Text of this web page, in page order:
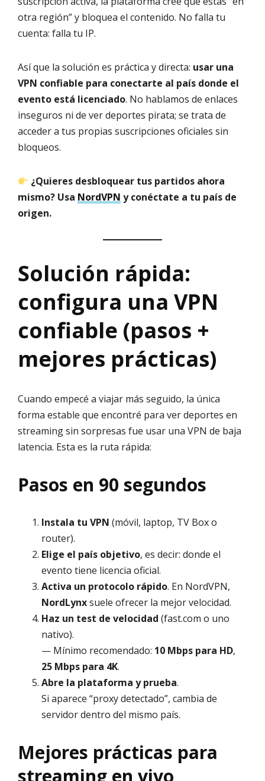
otra región” y bloquea el contenido. No falla tu
cuenta: falla tu IP.
Así que la solución es práctica y directa: usar una
VPN confiable para conectarte al país donde el
evento está licenciado. No hablamos de enlaces
inseguros ni de ver deportes pirata; se trata de
acceder a tus propias suscripciones oficiales sin
bloqueos.
¿Quieres desbloquear tus partidos ahora
mismo? Usa NordVPN y conéctate a tu país de
origen.
Solución rápida:
configura una VPN
confiable (pasos +
mejores prácticas)
Cuando empecé a viajar más seguido, la única
forma estable que encontré para ver deportes en
streaming sin sorpresas fue usar una VPN de baja
latencia. Esta es la ruta rápida:
Pasos en 90 segundos
Instala tu VPN (móvil, laptop, TV Box o
router).
Elige el país objetivo, es decir: donde el
evento tiene licencia oficial.
Activa un protocolo rápido. En NordVPN,
NordLynxsuele ofrecer la mejor velocidad.
Haz un test de velocidad (fast.com o uno
nativo).
— Mínimo recomendado: 10 Mbps para HD,
25 Mbps para 4K.
Abre la plataforma y prueba.
Si aparece “proxy detectado”, cambia de
servidor dentro del mismo país.
Mejores prácticas para